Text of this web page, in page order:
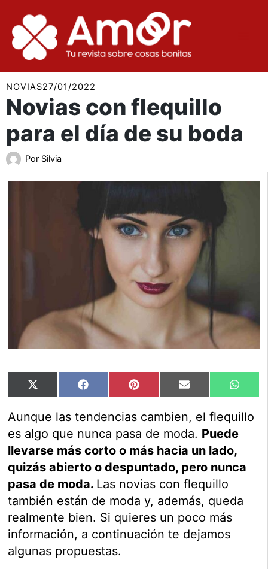
contenido
NOVIAS27/01/2022
Novias con flequillo
para el día de su boda
Por Silvia
Compartir
en
X
(Twitter)
Compartir
en
Facebook Compartir
en
Pinterest Compartir
en
Email
en
Aunque las tendencias cambien, el flequillo
es algo que nunca pasa de moda. Puede
llevarse más corto o más hacia un lado,
quizás abierto o despuntado, pero nunca
pasa de moda. Las novias con flequillo
también están de moda y, además, queda
realmente bien. Si quieres un poco más
información, a continuación te dejamos
algunas propuestas.